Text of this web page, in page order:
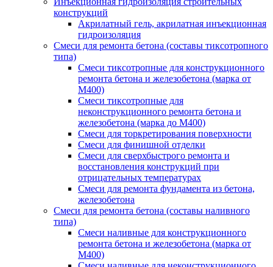
конструкций
Акрилатный гель, акрилатная инъекционная
гидроизоляция
Смеси для ремонта бетона (составы тиксотропного
типа)
Смеси тиксотропные для конструкционного
ремонта бетона и железобетона (марка от
M400)
Смеси тиксотропные для
неконструкционного ремонта бетона и
железобетона (марка до M400)
Смеси для торкретирования поверхности
Смеси для финишной отделки
Cмеси для сверхбыстрого ремонта и
восстановления конструкций при
отрицательных температурах
Смеси для ремонта фундамента из бетона,
железобетона
Смеси для ремонта бетона (составы наливного
типа)
Смеси наливные для конструкционного
ремонта бетона и железобетона (марка от
M400)